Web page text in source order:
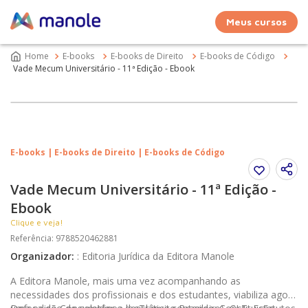
Meus cursos
E-books E-books de Direito
E-books de Código
Vade Mecum Universitário - 11ª Edição - Ebook
E-books | E-books de Direito | E-books de Código
Vade Mecum Universitário - 11ª Edição -
Ebook
Clique e veja!
Referência: 9788520462881
Organizador: : Editoria Jurídica da Editora Manole
A Editora Manole, mais uma vez acompanhando as
necessidades dos profissionais e dos estudantes, viabiliza agora